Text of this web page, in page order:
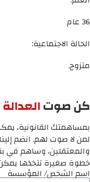
36 عام
الحالة الاجتماعية:
متزوج.
كن صوتالعدالة
بمساهمتك القانونية،
لمن لا صوت لهم. انضم
والمعتقلين، وساهم في
خطوة صغيرة تتخذها يمكن
اسم الشخص/ المؤسسة